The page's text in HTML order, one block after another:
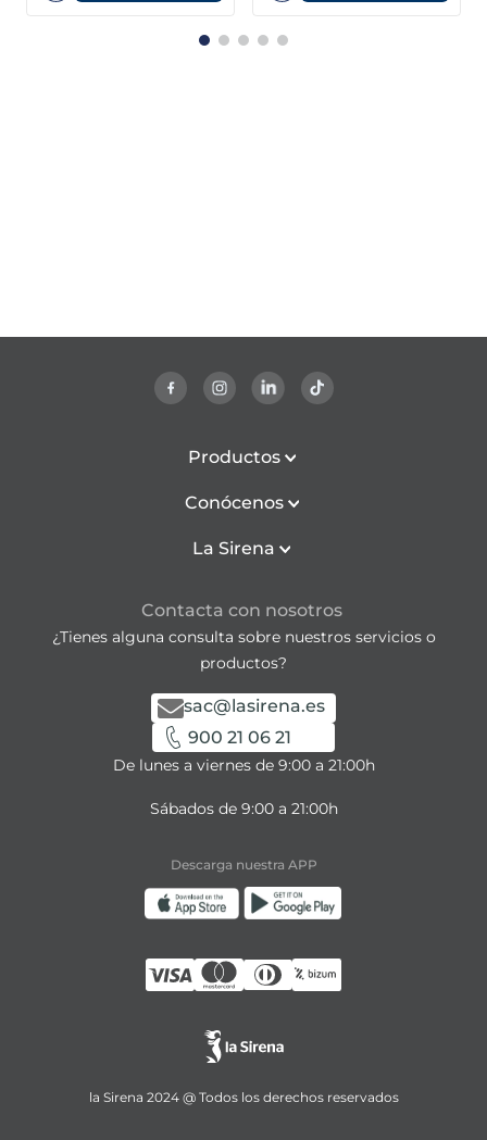
Productos
Conócenos
La Sirena
Contacta con nosotros
¿Tienes alguna consulta sobre nuestros servicios o
productos?
sac@lasirena.es
900 21 06 21
De lunes a viernes de 9:00 a 21:00h
Sábados de 9:00 a 21:00h
Descarga nuestra APP
la Sirena 2024 @ Todos los derechos reservados